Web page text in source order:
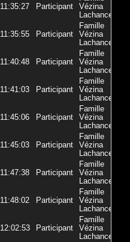
11:35:27 Participant
Vézina
Lachance
11:35:55 Participant
Famille
Vézina
Lachance
11:40:48 Participant
Famille
Vézina
Lachance
11:41:03 Participant
Famille
Vézina
Lachance
11:45:06 Participant
Famille
Vézina
Lachance
11:45:03 Participant
Famille
Vézina
Lachance
11:47:38 Participant
Famille
Vézina
Lachance
11:48:02 Participant
Famille
Vézina
Lachance
12:02:53 Participant
Famille
Vézina
Lachance